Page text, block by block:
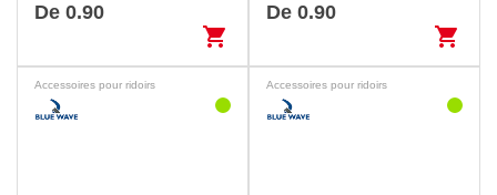
De 0.90
shopping_cart
De 0.90
shopping_cart
Accessoires pour ridoirs Accessoires pour ridoirs